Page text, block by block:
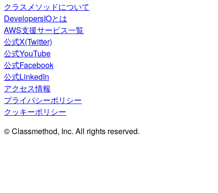
クラスメソッドについて
DevelopersIOとは
AWS支援サービス一覧
公式X(Twitter)
公式YouTube
公式Facebook
公式LinkedIn
アクセス情報
プライバシーポリシー
クッキーポリシー
© Classmethod, Inc. All rights reserved.